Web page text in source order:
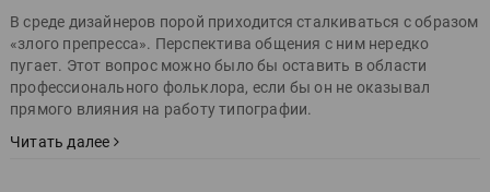
В среде дизайнеров порой приходится сталкиваться с образом
«злого препресса». Перспектива общения с ним нередко
пугает. Этот вопрос можно было бы оставить в области
профессионального фольклора, если бы он не оказывал
прямого влияния на работу типографии.
Читать далее